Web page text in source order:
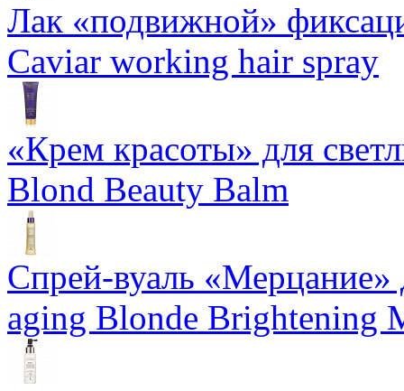
Лак «подвижной»
Caviar working hair spray
«Крем красоты» для
Blond Beauty Balm
Спрей-вуаль «Мерцание»
aging Blonde Brightening